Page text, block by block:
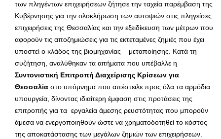
των πληγέντων επιχειρήσεων ζήτησε την ταχεία παρέμβαση της
Κυβέρνησης για την ολοκλήρωση των αυτοψιών στις πληγείσες
επιχειρήσεις της Θεσσαλίας και την εξειδίκευση των μέτρων που
αφορούν τις αποζημιώσεις για τις εκτεταμένες ζημιές που έχει
υποστεί ο κλάδος της βιομηχανίας – μεταποίησης. Κατά τη
συζήτηση, αναλύθηκαν τα αιτήματα που υπέβαλλε η
Συντονιστική Επιτροπή Διαχείρισης Κρίσεων για
Θεσσαλία στο υπόμνημα που απέστειλε προς όλα τα αρμόδια
υπουργεία, δίνοντας ιδιαίτερη έμφαση στις προτάσεις της
επιτροπής για τα εργαλεία άμεσης ρευστότητας που μπορούν
άμεσα να ενεργοποιηθούν ώστε να χρηματοδοτηθεί το κόστος
της αποκατάστασης των μεγάλων ζημιών των επιχειρήσεων.